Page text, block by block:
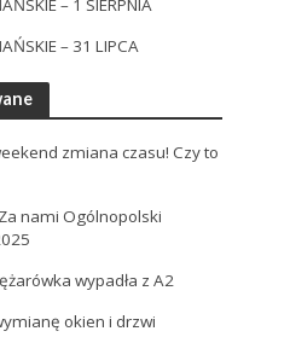
– 1 SIERPNIA
– 31 LIPCA
zmiana czasu! Czy to
Za nami Ogólnopolski
wypadła z A2
okien i drzwi